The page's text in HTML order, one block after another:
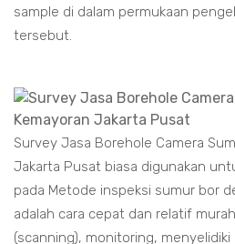
sample di dalam permukaan
tersebut.
Survey Jasa Borehole Camera
Jakarta Pusat biasa digunakan
pada Metode inspeksi sumur bor
adalah cara cepat dan relatif
(scanning), monitoring, menyelidiki